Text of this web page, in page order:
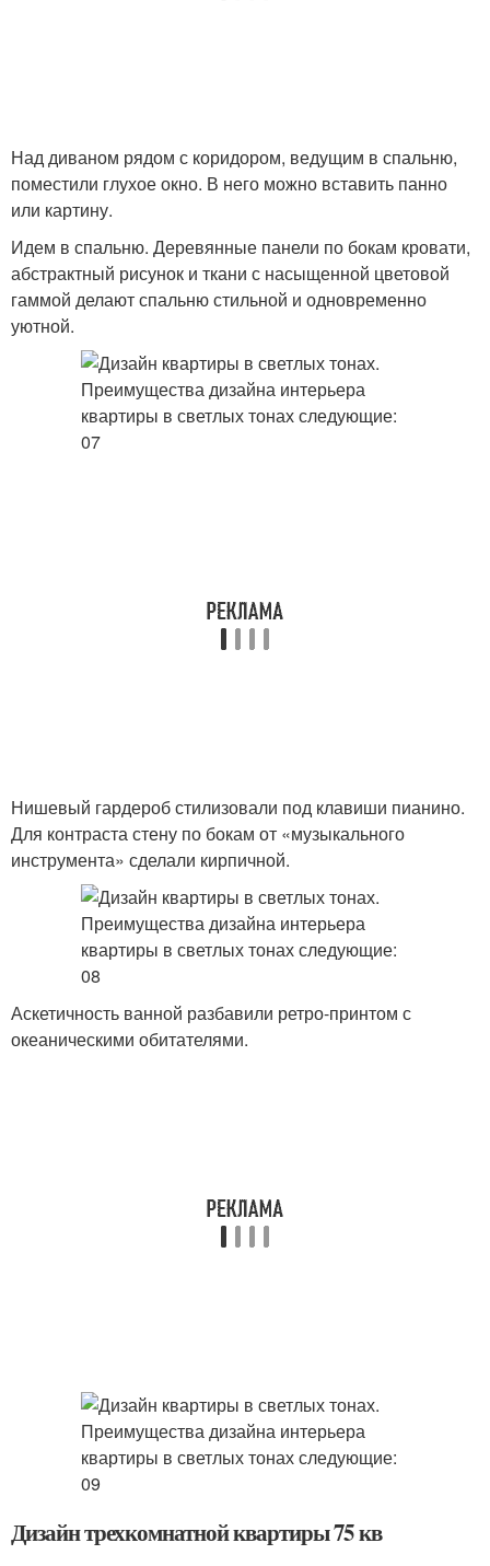
Над диваном рядом с коридором, ведущим в спальню,
поместили глухое окно. В него можно вставить панно
или картину.
Идем в спальню. Деревянные панели по бокам кровати,
абстрактный рисунок и ткани с насыщенной цветовой
гаммой делают спальню стильной и одновременно
уютной.
Нишевый гардероб стилизовали под клавиши пианино.
Для контраста стену по бокам от «музыкального
инструмента» сделали кирпичной.
Аскетичность ванной разбавили ретро-принтом с
океаническими обитателями.
Дизайн трехкомнатной квартиры 75 кв